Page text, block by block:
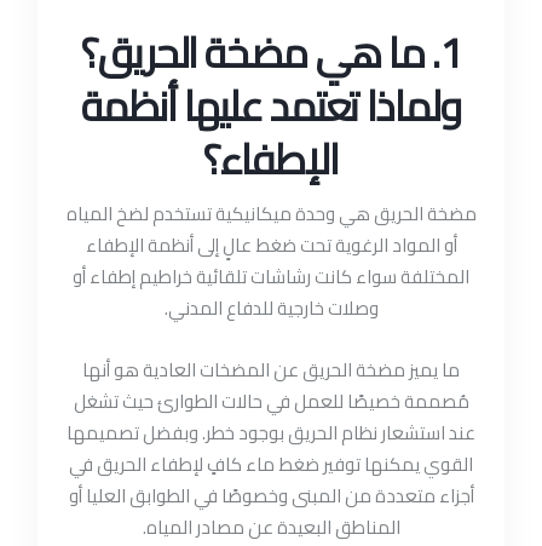
1. ما هي مضخة الحريق؟
ولماذا تعتمد عليها أنظمة
الإطفاء؟
مضخة الحريق هي وحدة ميكانيكية تستخدم لضخ المياه
أو المواد الرغوية تحت ضغط عالٍ إلى أنظمة الإطفاء
المختلفة سواء كانت رشاشات تلقائية خراطيم إطفاء أو
وصلات خارجية للدفاع المدني.
ما يميز مضخة الحريق عن المضخات العادية هو أنها
مُصممة خصيصًا للعمل في حالات الطوارئ حيث تشغل
عند استشعار نظام الحريق بوجود خطر. وبفضل تصميمها
القوي يمكنها توفير ضغط ماء كافٍ لإطفاء الحريق في
أجزاء متعددة من المبنى وخصوصًا في الطوابق العليا أو
المناطق البعيدة عن مصادر المياه.